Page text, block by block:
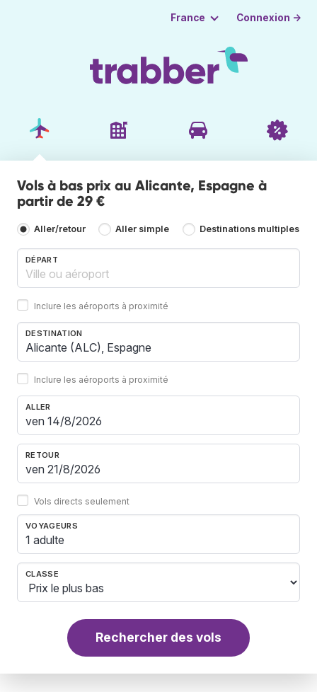
France Connexion →
Vols à bas prix au Alicante, Espagne à
partir de 29 €
Aller/retour Aller simple Destinations multiples
DÉPART
Inclure les aéroports à proximité
DESTINATION
Inclure les aéroports à proximité
ALLER
RETOUR
Vols directs seulement
VOYAGEURS
1 adulte
CLASSE
Rechercher des vols